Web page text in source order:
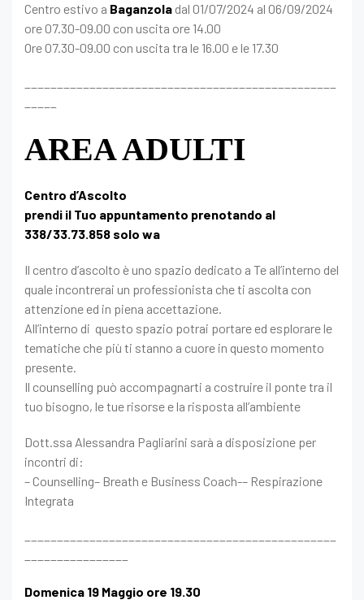
Centro estivo a Baganzola dal 01/07/2024 al 06/09/2024
ore 07.30-09.00 con uscita ore 14.00
Ore 07.30-09.00 con uscita tra le 16.00 e le 17.30
AREA ADULTI
Centro d’Ascolto
prendi il Tuo appuntamento prenotando al
338/33.73.858 solo wa
Il centro d’ascolto è uno spazio dedicato a Te all’interno del
quale incontrerai un professionista che ti ascolta con
attenzione ed in piena accettazione.
All’interno di questo spazio potrai portare ed esplorare le
tematiche che più ti stanno a cuore in questo momento
presente.
Il counselling può accompagnarti a costruire il ponte tra il
tuo bisogno, le tue risorse e la risposta all’ambiente
Dott.ssa Alessandra Pagliarini sarà a disposizione per
incontri di:
– Counselling– Breath e Business Coach-– Respirazione
Integrata
Domenica 19 Maggio ore 19.30